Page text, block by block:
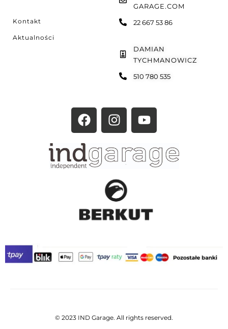
Kontakt
Aktualności
GARAGE.COM
22 667 53 86
DAMIAN
TYCHMANOWICZ
510 780 535
© 2023 IND Garage. All rights reserved.